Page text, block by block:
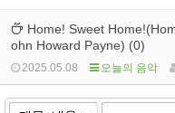
Home! Sweet
ohn Howard Payne) (0)
2025.05.08 오늘의 음악